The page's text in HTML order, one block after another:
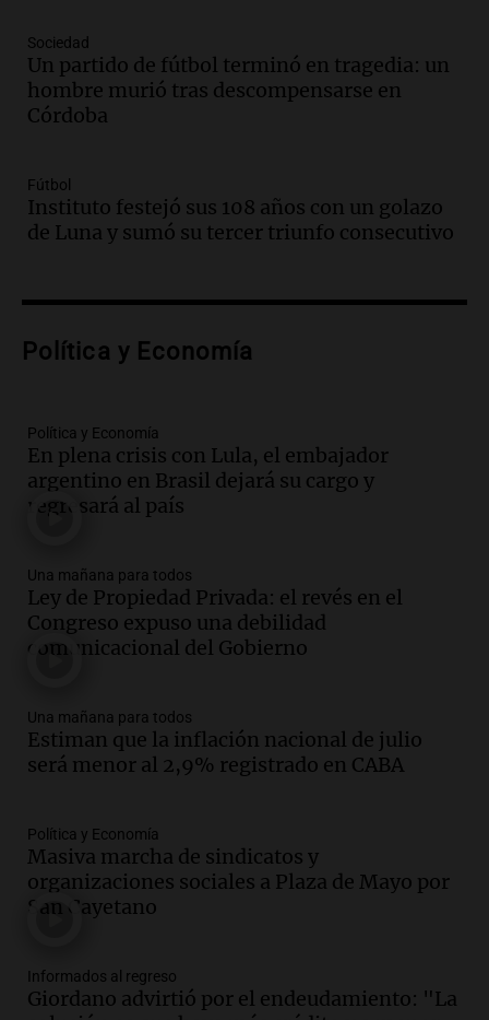
Episodios
Audio.Casabindo se prepara para una
celebración única: 30.000 turistas y el
tradicional Toreo de la Vincha
Audio.Borges, abogada de Pourrain:
"Tres hombres se lo llevaron para
hacerle preguntas y nunca regresó"
Episodios
metros del río Suquía y retiraron hasta
Episodios
Audio.La historia de la servilleta que
firmó Jorge Messi para el primer
contrato de Leo con Barcelona
Audio.Joan Gaspart: "Sin Jorge, no sé si
Messi hubiera llegado adonde llegó"
Una mañana para todos
Audio.El orgullo y el sueño argentino de
Jorge Messi en una entrevista con Rony
Vargas en 2007
Audio.El abuelo de Agostina Vega, tras
las nuevas detenciones: "En esa casa
todos tenían algo que ver"
Audio.Una nutricionista derribó el mito
del desayuno ideal: qué alimentos
Sociedad
Un partido de fútbol terminó en tragedia: un
hombre murió tras descompensarse en
Córdoba
Fútbol
Instituto festejó sus 108 años con un golazo
de Luna y sumó su tercer triunfo consecutivo
Política y Economía
Política y Economía
En plena crisis con Lula, el embajador
argentino en Brasil dejará su cargo y
regresará al país
Una mañana para todos
Ley de Propiedad Privada: el revés en el
Congreso expuso una debilidad
comunicacional del Gobierno
Una mañana para todos
Estiman que la inflación nacional de julio
será menor al 2,9% registrado en CABA
Política y Economía
Masiva marcha de sindicatos y
organizaciones sociales a Plaza de Mayo por
San Cayetano
Informados al regreso
Giordano advirtió por el endeudamiento: "La